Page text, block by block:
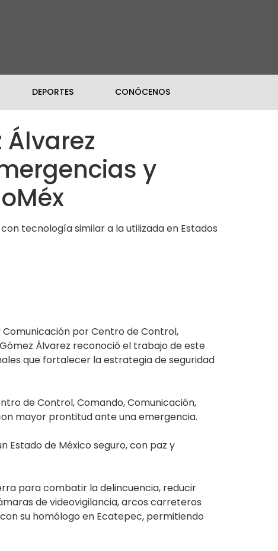
DEPORTES CONÓCENOS
y
tecnología similar a la utilizada en Estados
por Centro de Control,
Álvarez reconoció el trabajo de este
que fortalecer la estrategia de seguridad
de Control, Comando, Comunicación,
mayor prontitud ante una emergencia.
Estado de México seguro, con paz y
para combatir la delincuencia, reducir
de videovigilancia, arcos carreteros
su homólogo en Ecatepec, permitiendo